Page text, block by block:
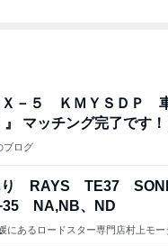
Ｘ－５ ＫＭＹＳＤＰ
マッチング完了です！
ブログ
り RAYS TE37
NA,NB、ND
にあるロードスター専門店村上モー